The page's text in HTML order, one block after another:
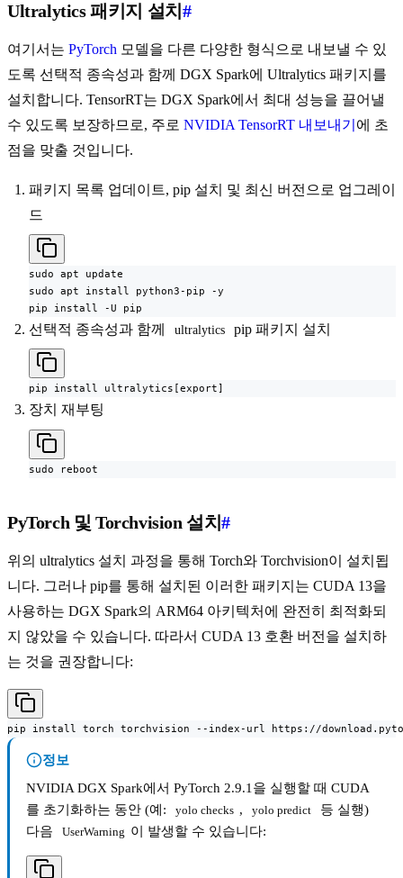
Ultralytics 패키지 설치 #
여기서는 PyTorch 모델을 다른 다양한 형식으로 내보낼 수 있
도록 선택적 종속성과 함께 DGX Spark에 Ultralytics 패키지를
설치합니다. TensorRT는 DGX Spark에서 최대 성능을 끌어낼
수 있도록 보장하므로, 주로 NVIDIA TensorRT 내보내기 에 초
점을 맞출 것입니다.
패키지 목록 업데이트, pip 설치 및 최신 버전으로 업그레이
드
sudo apt update
sudo apt install python3-pip -y
pip install -U pip
선택적 종속성과 함께 ultralytics pip 패키지 설치
pip install ultralytics[export]
장치 재부팅
sudo reboot
PyTorch 및 Torchvision 설치#
위의 ultralytics 설치 과정을 통해 Torch와 Torchvision이 설치됩
니다. 그러나 pip를 통해 설치된 이러한 패키지는 CUDA 13을
사용하는 DGX Spark의 ARM64 아키텍처에 완전히 최적화되
지 않았을 수 있습니다. 따라서 CUDA 13 호환 버전을 설치하
는 것을 권장합니다:
pip install torch torchvision --index-url https://
정보
NVIDIA DGX Spark에서 PyTorch 2.9.1을 실행할 때 CUDA
를 초기화하는 동안 (예:
yolo checks , yolo predict
등 실행)
다음
UserWarning 이 발생할 수 있습니다: